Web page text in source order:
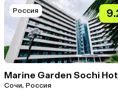
Россия
Сочи, Россия